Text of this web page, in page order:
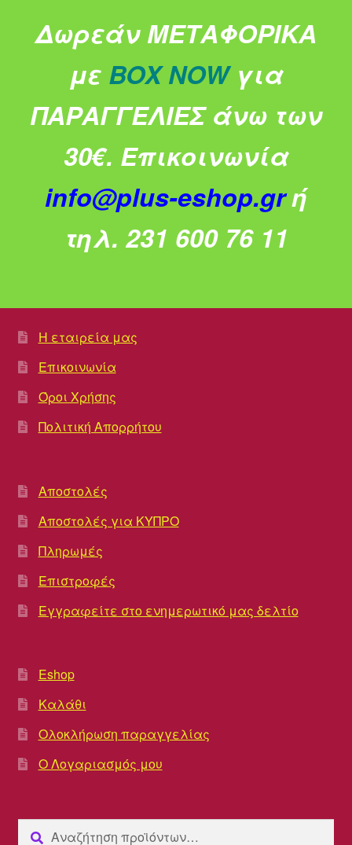
Δωρεάν ΜΕΤΑΦΟΡΙΚΑ
με BOX NOW για
ΠΑΡΑΓΓΕΛΙΕΣ άνω των
30€. Επικοινωνία
info@plus-eshop.grή
τηλ. 231 600 76 11
Η εταιρεία μας
Επικοινωνία
Όροι Χρήσης
Πολιτική Απορρήτου
Αποστολές
Αποστολές για ΚΥΠΡΟ
Πληρωμές
Επιστροφές
Εγγραφείτε στο ενημερωτικό μας δελτίο
Eshop
Καλάθι
Ολοκλήρωση παραγγελίας
Ο Λογαριασμός μου
Αναζήτηση
Αναζήτηση